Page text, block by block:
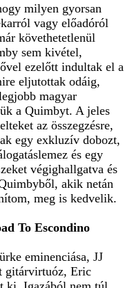
milyen gyorsan
vagy előadóról
követhetetlenül
sem kivétel,
ezelőtt indultak el a
eljutottak odáig,
magyar
a Quimbyt. A jeles
az összegzésre,
egy exkluzív dobozt,
és egy
végighallgatva és
akik netán
meg is kedvelik.
To Escondino
eminenciása, JJ
gitárvirtuóz, Eric